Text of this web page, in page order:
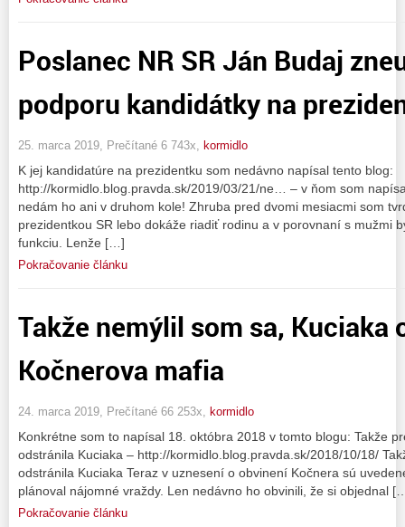
Poslanec NR SR Ján Budaj
podporu kandidátky na
25. marca 2019, Prečítané 6 743x, kormidlo
K jej kandidatúre na prezidentku som nedávno napísal tento blog:
http://kormidlo.blog.pravda.sk/2019/03/21/ne… – v ňom som
nedám ho ani v druhom kole! Zhruba pred dvomi mesiacmi som
prezidentkou SR lebo dokáže riadiť rodinu a v porovnaní s mužmi
funkciu. Lenže […]
Pokračovanie článku
Takže nemýlil som sa, Kuciaka
Kočnerova mafia
24. marca 2019, Prečítané 66 253x, kormidlo
Konkrétne som to napísal 18. októbra 2018 v tomto blogu: Takže
odstránila Kuciaka – http://kormidlo.blog.pravda.sk/2018/10/18/
odstránila Kuciaka Teraz v uznesení o obvinení Kočnera sú
plánoval nájomné vraždy. Len nedávno ho obvinili, že si objednal
Pokračovanie článku